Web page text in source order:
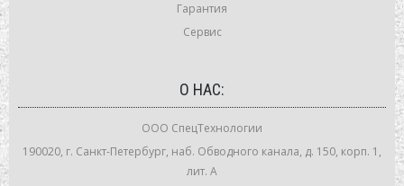
Гарантия
Сервис
О НАС:
ООО СпецТехнологии
190020, г. Санкт-Петербург, наб. Обводного канала, д. 150, корп. 1,
лит. А